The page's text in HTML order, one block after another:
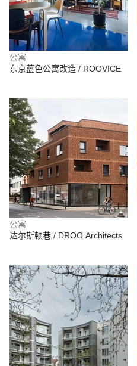
公寓
东京蓝色公寓改造 / ROOVICE
公寓
达尔斯顿巷 / DROO Architects